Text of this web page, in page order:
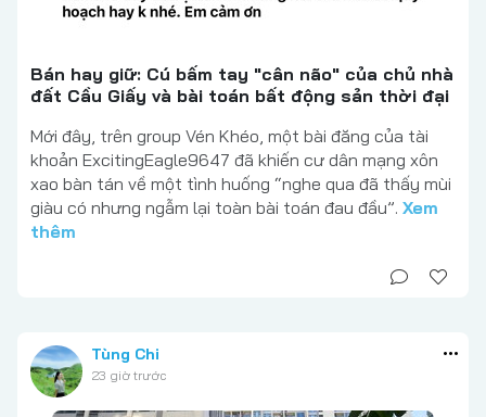
Bán hay giữ: Cú bấm tay "cân não" của chủ nhà
đất Cầu Giấy và bài toán bất động sản thời đại
Mới đây, trên group Vén Khéo, một bài đăng của tài
khoản ExcitingEagle9647 đã khiến cư dân mạng xôn
xao bàn tán về một tình huống “nghe qua đã thấy mùi
giàu có nhưng ngẫm lại toàn bài toán đau đầu”. Xem
thêm
Tùng Chi
23 giờ trước